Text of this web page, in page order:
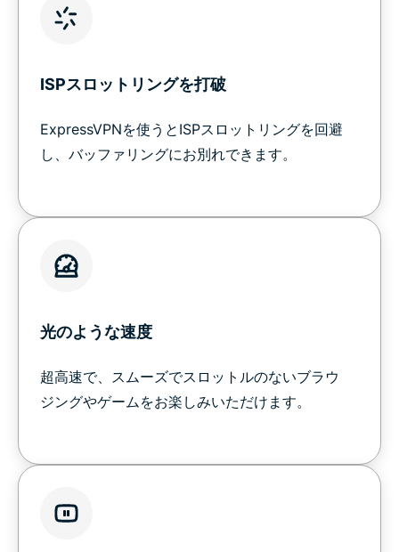
ISPスロットリングを打破
ExpressVPNを使うとISPスロットリングを回避
し、バッファリングにお別れできます。
光のような速度
超高速で、スムーズでスロットルのないブラウ
ジングやゲームをお楽しみいただけます。